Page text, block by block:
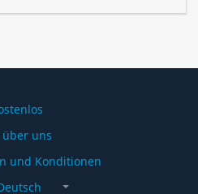
uns
und Konditionen